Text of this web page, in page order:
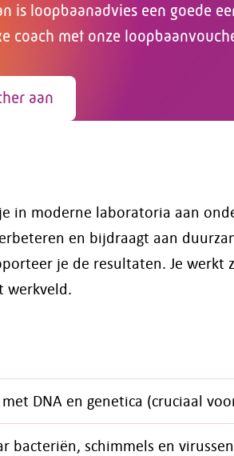
is loopbaanadvies een goede
coach met onze
aan
in moderne laboratoria aan
en bijdraagt aan
je de resultaten. Je werkt
werkveld.
DNA en genetica (cruciaal
bacteriën, schimmels en